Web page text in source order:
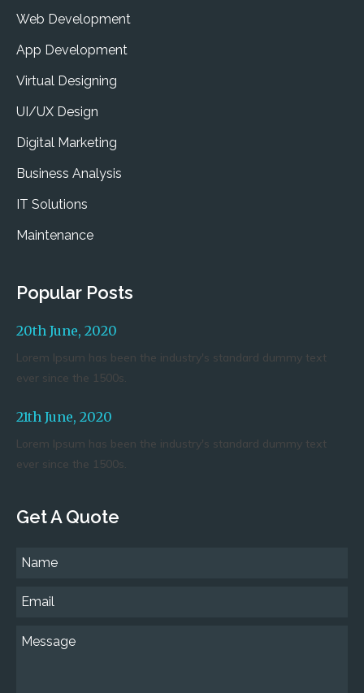
Web Development
App Development
Virtual Designing
UI/UX Design
Digital Marketing
Business Analysis
IT Solutions
Maintenance
Popular Posts
20th June, 2020
Lorem Ipsum has been the industry's standard dummy text
ever since the 1500s.
21th June, 2020
Lorem Ipsum has been the industry's standard dummy text
ever since the 1500s.
Get A Quote